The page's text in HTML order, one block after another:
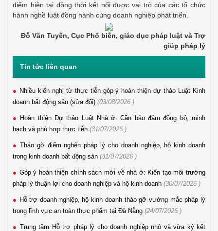
điểm hiện tại đồng thời kết nối được vai trò của các tổ chức
hành nghề luật đồng hành cùng doanh nghiệp phát triển.
Đỗ Văn Tuyến, Cục Phổ biến, giáo dục pháp luật và Trợ
giúp pháp lý
Tin tức liên quan
Nhiều kiến nghị từ thực tiễn góp ý hoàn thiện dự thảo Luật Kinh
doanh bất động sản (sửa đổi) (03/08/2026 )
Hoàn thiện Dự thảo Luật Nhà ở: Cần bảo đảm đồng bộ, minh
bạch và phù hợp thực tiễn (31/07/2026 )
Tháo gỡ điểm nghẽn pháp lý cho doanh nghiệp, hộ kinh doanh
trong kinh doanh bất động sản (31/07/2026 )
Góp ý hoàn thiện chính sách mới về nhà ở: Kiến tạo môi trường
pháp lý thuận lợi cho doanh nghiệp và hộ kinh doanh (30/07/2026 )
Hỗ trợ doanh nghiệp, hộ kinh doanh tháo gỡ vướng mắc pháp lý
trong lĩnh vực an toàn thực phẩm tại Đà Nẵng (24/07/2026 )
Trung tâm Hỗ trợ pháp lý cho doanh nghiệp nhỏ và vừa ký kết